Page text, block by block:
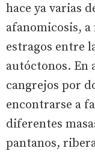
hace ya varias
afanomicosis, a
estragos entre
autóctonos. En
cangrejos por
encontrarse a
diferentes
pantanos,